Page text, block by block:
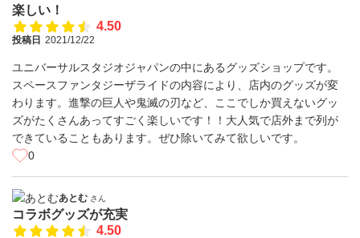
楽しい！
4.50
投稿日 2021/12/22
ユニバーサルスタジオジャパンの中にあるグッズショップです。
スペースファンタジーザライドの内容により、店内のグッズが変
わります。進撃の巨人や鬼滅の刃など、ここでしか買えないグッ
ズがたくさんあってすごく楽しいです！！大人気で店外まで列が
できていることもあります。ぜひ除いてみて欲しいです。
0
あとむ さん
コラボグッズが充実
4.50